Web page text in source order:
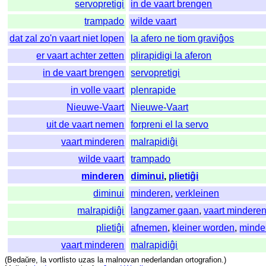
servopretigi
in de vaart brengen
trampado
wilde vaart
dat zal zo'n vaart niet lopen
la afero ne tiom graviĝos
er vaart achter zetten
plirapidigi la aferon
in de vaart brengen
servopretigi
in volle vaart
plenrapide
Nieuwe-Vaart
Nieuwe-Vaart
uit de vaart nemen
forpreni el la servo
vaart minderen
malrapidiĝi
wilde vaart
trampado
minderen
diminui, plietiĝi
diminui
minderen,verkleinen
malrapidiĝi
langzamer gaan,vaart minderen
plietiĝi
afnemen, kleiner worden,
vaart minderen
malrapidiĝi
(Bedaŭre, la vortlisto uzas la malnovan nederlandan ortografion.)